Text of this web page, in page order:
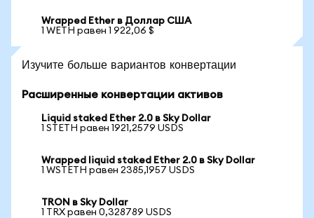
Wrapped Ether в Доллар США
1 WETH равен 1 922,06 $
Изучите больше вариантов конвертации
Расширенные конвертации активов
Liquid staked Ether 2.0 в Sky Dollar
1 STETH равен 1921,2579 USDS
Wrapped liquid staked Ether 2.0 в Sky Dollar
1 WSTETH равен 2385,1957 USDS
TRON в Sky Dollar
1 TRX равен 0,328789 USDS